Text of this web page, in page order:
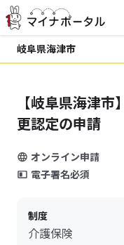
岐阜県海津市
【岐阜県海津
更認定の申請
オンライン申請
電子署名必須
制度
介護保険